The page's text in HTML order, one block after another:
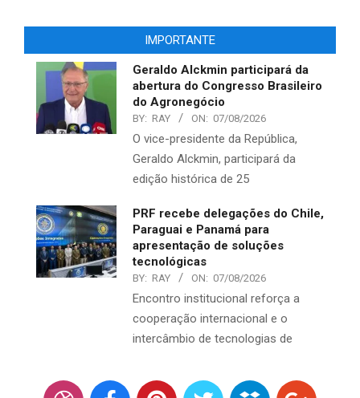
IMPORTANTE
Geraldo Alckmin participará da
abertura do Congresso Brasileiro
do Agronegócio
BY: RAY ON: 07/08/2026
O vice-presidente da República,
Geraldo Alckmin, participará da
edição histórica de 25
PRF recebe delegações do Chile,
Paraguai e Panamá para
apresentação de soluções
tecnológicas
BY: RAY ON: 07/08/2026
Encontro institucional reforça a
cooperação internacional e o
intercâmbio de tecnologias de